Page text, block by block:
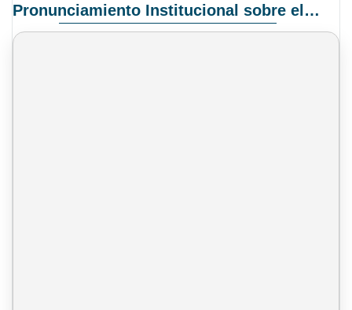
Pronunciamiento Institucional sobre el Proyecto de Ley N° 068/2025-2026 C.S.